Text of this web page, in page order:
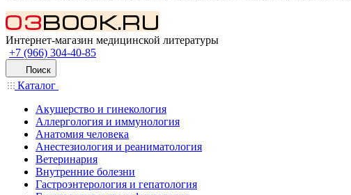
Интернет-магазин медицинской литературы
+7 (966) 304-40-85
Поиск
Каталог
Акушерство и гинекология
Аллергология и иммунология
Анатомия человека
Анестезиология и реаниматология
Ветеринария
Внутренние болезни
Гастроэнтерология и гепатология